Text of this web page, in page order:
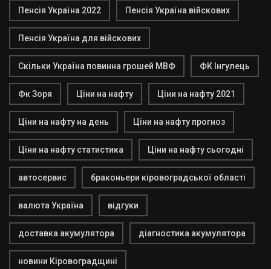
Пенсія Україна 2022 Пенсія Україна війскових
Пенсія Україна для війскових
Скільки Україна повинна грошей МВФ ФК Інгулець
Фк Зоря Ціни на нафту Ціни на нафту 2021
Ціни на нафту на день Ціни на нафту прогноз
Ціни на нафту статистика Ціни на нафту сьогодні
автосервис браконьери кіровоградської області
валюта Україна відгуки
доставка акумулятора діагностика акумулятора
новини Кіровоградщині